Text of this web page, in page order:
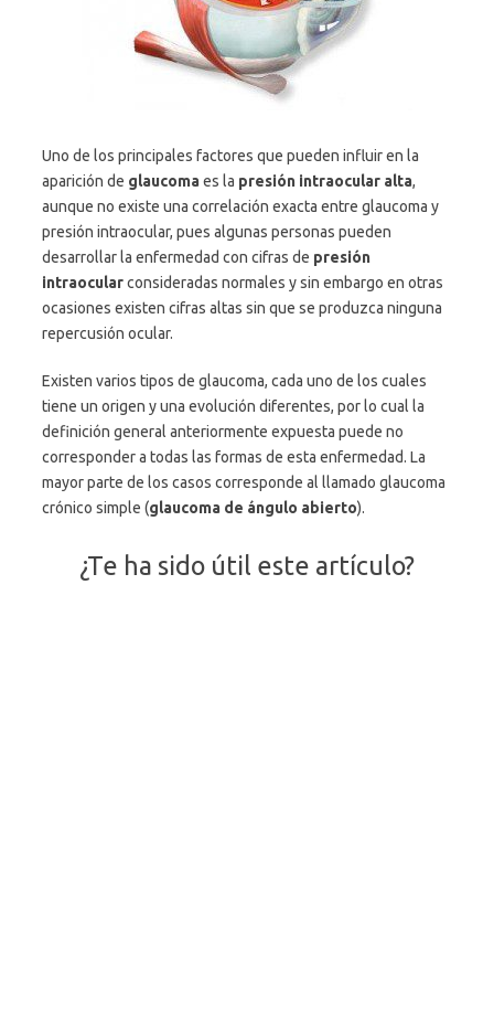
Uno de los principales factores que pueden influir en la
aparición de glaucomaes la presión intraocular alta,
aunque no existe una correlación exacta entre glaucoma y
presión intraocular, pues algunas personas pueden
desarrollar la enfermedad con cifras de presión
intraocularconsideradas normales y sin embargo en otras
ocasiones existen cifras altas sin que se produzca ninguna
repercusión ocular.
Existen varios tipos de glaucoma, cada uno de los cuales
tiene un origen y una evolución diferentes, por lo cual la
definición general anteriormente expuesta puede no
corresponder a todas las formas de esta enfermedad. La
mayor parte de los casos corresponde al llamado glaucoma
crónico simple (glaucoma de ángulo abierto).
¿Te ha sido útil este artículo?